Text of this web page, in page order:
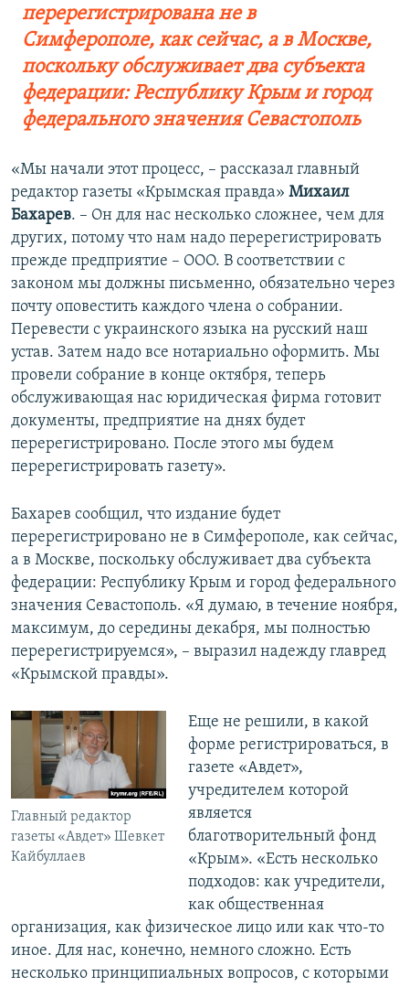
перерегистрирована не в
Симферополе, как сейчас, а в Москве,
поскольку обслуживает два субъекта
федерации: Республику Крым и город
федерального значения Севастополь
«Мы начали этот процесс, – рассказал главный
редактор газеты «Крымская правда» Михаил
Бахарев. – Он для нас несколько сложнее, чем для
других, потому что нам надо перерегистрировать
прежде предприятие – ООО. В соответствии с
законом мы должны письменно, обязательно через
почту оповестить каждого члена о собрании.
Перевести с украинского языка на русский наш
устав. Затем надо все нотариально оформить. Мы
провели собрание в конце октября, теперь
обслуживающая нас юридическая фирма готовит
документы, предприятие на днях будет
перерегистрировано. После этого мы будем
перерегистрировать газету».
Бахарев сообщил, что издание будет
перерегистрировано не в Симферополе, как сейчас,
а в Москве, поскольку обслуживает два субъекта
федерации: Республику Крым и город федерального
значения Севастополь. «Я думаю, в течение ноября,
максимум, до середины декабря, мы полностью
перерегистрируемся», – выразил надежду главред
«Крымской правды».
Главный редактор
газеты «Авдет» Шевкет
Кайбуллаев
Еще не решили, в какой
форме регистрироваться, в
газете «Авдет»,
учредителем которой
является
благотворительный фонд
«Крым». «Есть несколько
подходов: как учредители,
как общественная
организация, как физическое лицо или как что-то
иное. Для нас, конечно, немного сложно. Есть
несколько принципиальных вопросов, с которыми